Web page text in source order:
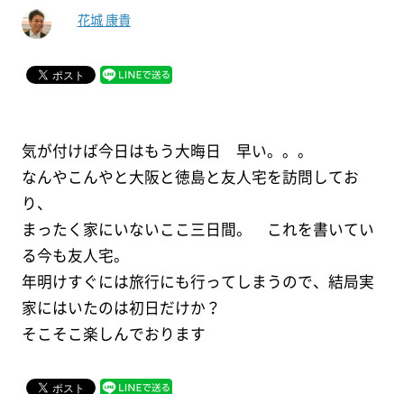
花城 康貴
気が付けば今日はもう大晦日 早い。。。
なんやこんやと大阪と徳島と友人宅を訪問してお
り、
まったく家にいないここ三日間。 これを書いてい
る今も友人宅。
年明けすぐには旅行にも行ってしまうので、結局実
家にはいたのは初日だけか？
そこそこ楽しんでおります